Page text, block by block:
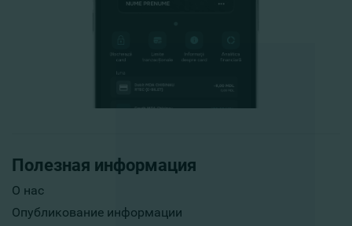
Полезная информация
О нас
Опубликование информации